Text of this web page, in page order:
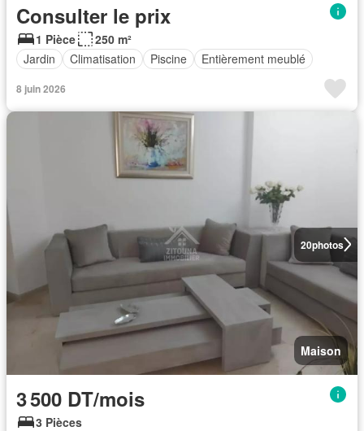
Consulter le prix
1 Pièce
250 m²
Jardin
Climatisation Piscine Entièrement meublé
8 juin 2026
20photos
Maison
3 500 DT/mois
3 Pièces